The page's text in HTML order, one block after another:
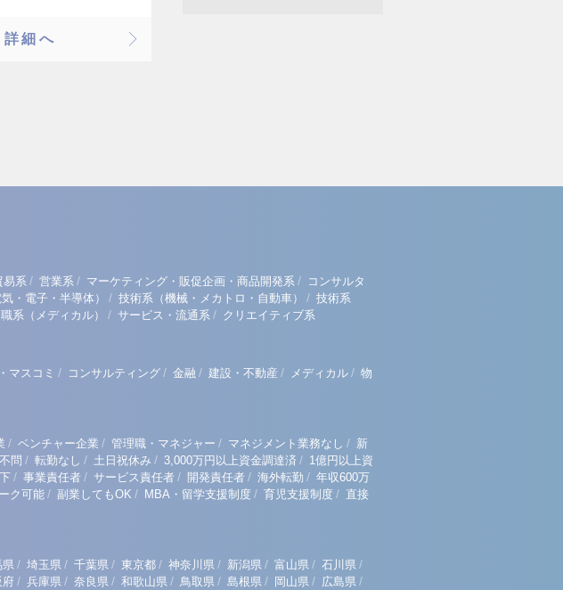
詳細へ
易系 / 営業系 / マーケティング・販促企画・商品開発系 / コンサルタ
・電子・半導体） / 技術系（機械・メカトロ・自動車） / 技術系
系（メディカル） / サービス・流通系 / クリエイティブ系
マスコミ / コンサルティング / 金融 / 建設・不動産 / メディカル / 物
/ ベンチャー企業 / 管理職・マネジャー / マネジメント業務なし / 新
問 / 転勤なし / 土日祝休み / 3,000万円以上資金調達済 / 1億円以上資
/ 事業責任者 / サービス責任者 / 開発責任者 / 海外転勤 / 年収600万
ク可能 / 副業してもOK / MBA・留学支援制度 / 育児支援制度 / 直接
県/ 埼玉県 / 千葉県 / 東京都 / 神奈川県 / 新潟県 / 富山県 / 石川県 /
府/ 兵庫県 / 奈良県 / 和歌山県 / 鳥取県 / 島根県 / 岡山県 / 広島県 /